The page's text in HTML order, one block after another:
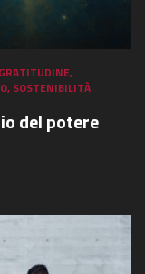
GRATITUDINE,
, SOSTENIBILITÀ
del potere